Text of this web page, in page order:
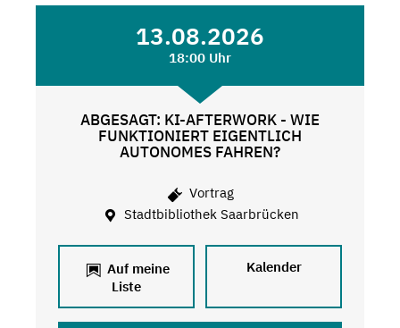
13.08.2026
18:00 Uhr
ABGESAGT: KI-AFTERWORK - WIE
FUNKTIONIERT EIGENTLICH
AUTONOMES FAHREN?
Vortrag
Stadtbibliothek Saarbrücken
Auf meine
Liste
Kalender